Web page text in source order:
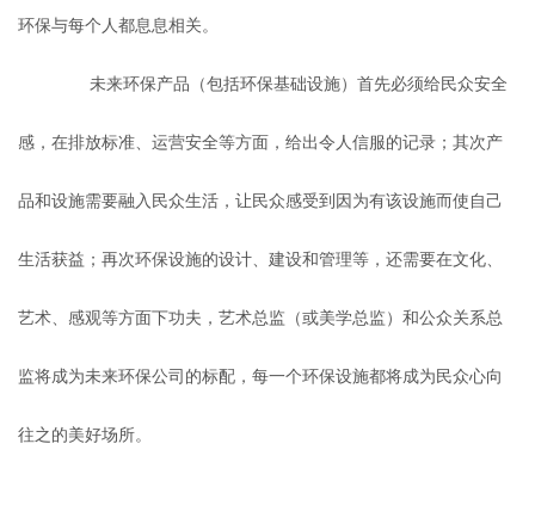
环保与每个人都息息相关。
未来环保产品（包括环保基础设施）首先必须给民众安全
感，在排放标准、运营安全等方面，给出令人信服的记录；其次产
品和设施需要融入民众生活，让民众感受到因为有该设施而使自己
生活获益；再次环保设施的设计、建设和管理等，还需要在文化、
艺术、感观等方面下功夫，艺术总监（或美学总监）和公众关系总
监将成为未来环保公司的标配，每一个环保设施都将成为民众心向
往之的美好场所。